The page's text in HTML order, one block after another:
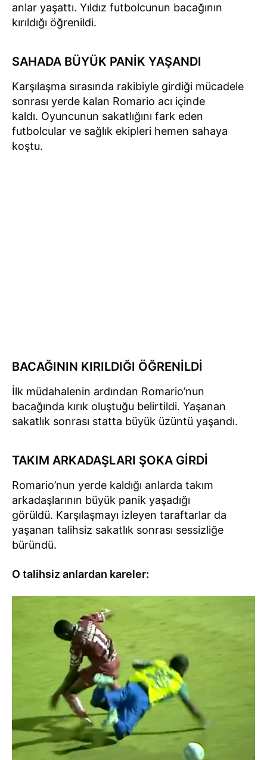
anlar yaşattı. Yıldız futbolcunun bacağının
kırıldığı öğrenildi.
SAHADA BÜYÜK PANİK YAŞANDI
Karşılaşma sırasında rakibiyle girdiği mücadele
sonrası yerde kalan Romario acı içinde
kaldı. Oyuncunun sakatlığını fark eden
futbolcular ve sağlık ekipleri hemen sahaya
koştu.
BACAĞININ KIRILDIĞI ÖĞRENİLDİ
İlk müdahalenin ardından Romario’nun
bacağında kırık oluştuğu belirtildi. Yaşanan
sakatlık sonrası statta büyük üzüntü yaşandı.
TAKIM ARKADAŞLARI ŞOKA GİRDİ
Romario’nun yerde kaldığı anlarda takım
arkadaşlarının büyük panik yaşadığı
görüldü. Karşılaşmayı izleyen taraftarlar da
yaşanan talihsiz sakatlık sonrası sessizliğe
büründü.
O talihsiz anlardan kareler: